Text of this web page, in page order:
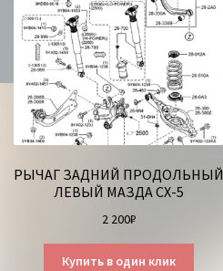
РЫЧАГ ЗАДНИЙ ПРОДОЛЬНЫЙ
ЛЕВЫЙ МАЗДА СХ-5
2 200₽
Купить в один клик